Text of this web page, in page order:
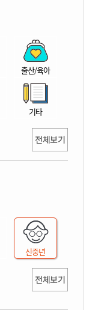
출산/육아
기타
전체보기
신중년
전체보기